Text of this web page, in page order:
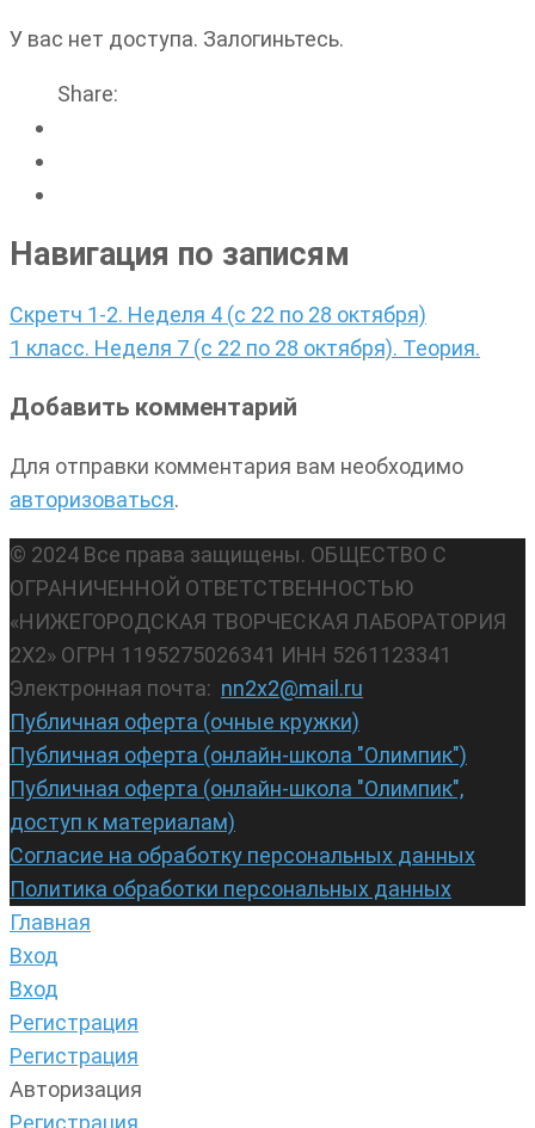
У вас нет доступа. Залогиньтесь.
Share:
Навигация по записям
Скретч 1-2. Неделя 4 (с 22 по 28 октября)
1 класс. Неделя 7 (с 22 по 28 октября). Теория.
Добавить комментарий
Для отправки комментария вам необходимо
авторизоваться.
© 2024 Все права защищены. ОБЩЕСТВО С
ОГРАНИЧЕННОЙ ОТВЕТСТВЕННОСТЬЮ
«НИЖЕГОРОДСКАЯ ТВОРЧЕСКАЯ ЛАБОРАТОРИЯ
2Х2» ОГРН 1195275026341 ИНН 5261123341
Электронная почта: nn2x2@mail.ru
Публичная оферта (очные кружки)
Публичная оферта (онлайн-школа "Олимпик")
Публичная оферта (онлайн-школа "Олимпик",
доступ к материалам)
Согласие на обработку персональных данных
Политика обработки персональных данных
Главная
Вход
Вход
Регистрация
Регистрация
Авторизация
Регистрация